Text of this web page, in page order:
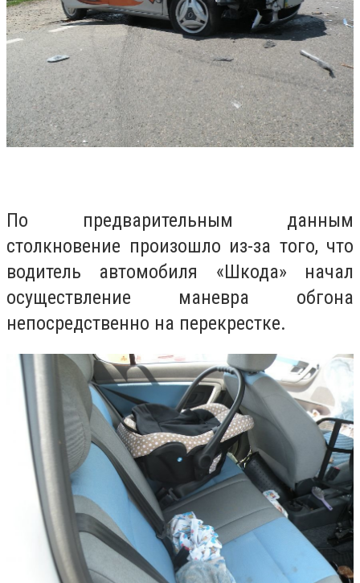
По предварительным данным
столкновение произошло из-за того, что
водитель автомобиля «Шкода» начал
осуществление маневра обгона
непосредственно на перекрестке.